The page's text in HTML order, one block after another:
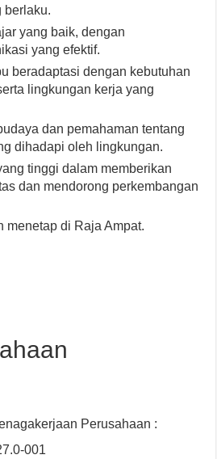
berlaku.
yang baik, dengan
yang efektif.
beradaptasi dengan kebutuhan
lingkungan kerja yang
dan pemahaman tentang
dihadapi oleh lingkungan.
tinggi dalam memberikan
dan mendorong perkembangan
menetap di Raja Ampat.
Perusahaan :
001